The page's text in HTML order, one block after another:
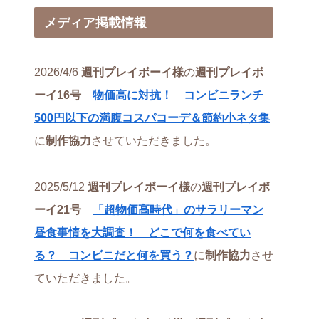
メディア掲載情報
2026/4/6 週刊プレイボーイ様の週刊プレイボ
ーイ16号 物価高に対抗！ コンビニランチ
500円以下の満腹コスパコーデ＆節約小ネタ集
に制作協力させていただきました。
2025/5/12 週刊プレイボーイ様の週刊プレイボ
ーイ21号
「超物価高時代」のサラリーマン
昼食事情を大調査！ どこで何を食べてい
る？ コンビニだと何を買う？ に制作協力させ
ていただきました。